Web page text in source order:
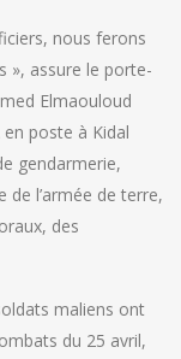
nous ferons
», assure le porte-
Elmaouloud
poste à Kidal
gendarmerie,
l’armée de terre,
des
maliens ont
du 25 avril,